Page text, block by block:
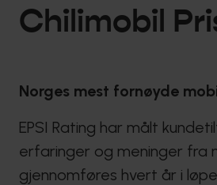
Chilimobil
Norges mest fornøyde
EPSI Rating har målt
erfaringer og meninger fra
gjennomføres hvert år i